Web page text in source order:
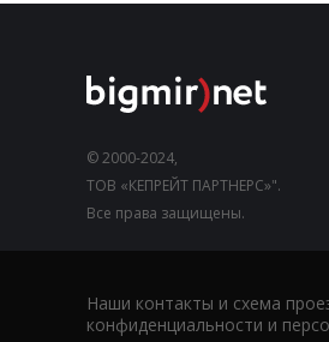
© 2000-2024,
ТОВ «КЕПРЕЙТ ПАРТНЕРС»".
Все права защищены.
Наши контакты и схема
конфиденциальности и